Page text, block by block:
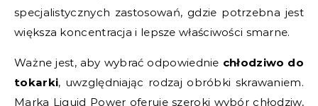
specjalistycznych zastosowań, gdzie potrzebna jest
większa koncentracja i lepsze właściwości smarne.
Ważne jest, aby wybrać odpowiednie chłodziwo do
tokarki, uwzględniając rodzaj obróbki skrawaniem.
Marka Liquid Power oferuje szeroki wybór chłodziw,